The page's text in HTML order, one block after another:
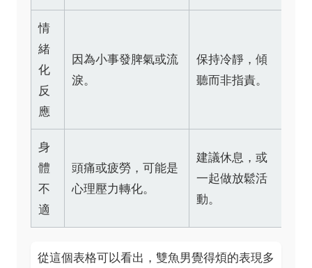
情
緒
化
反
應
因為小事發脾氣或流
淚。
保持冷靜，傾
聽而非指責。
身
體
不
適
頭痛或疲勞，可能是
心理壓力轉化。
建議休息，或
一起做放鬆活
動。
從這個表格可以看出，雙魚男覺得煩的表現多